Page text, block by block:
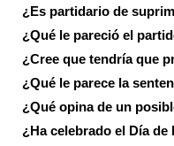
¿Es partidario de
¿Qué le pareció el
¿Cree que tendría que
¿Qué le parece la
¿Qué opina de un
¿Ha celebrado el Día